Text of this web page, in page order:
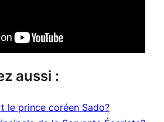
aussi :
le prince coréen Sado?